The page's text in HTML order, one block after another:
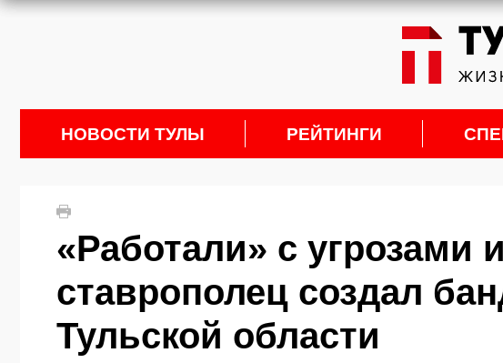
НОВОСТИ ТУЛЫ РЕЙТИНГИ
«Работали» с угрозами
ставрополец создал
Тульской области